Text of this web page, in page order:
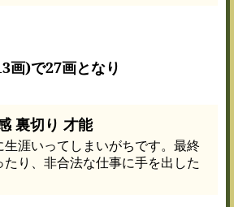
画)で27画となり
裏切り 才能
涯いってしまいがちです。最終
り、非合法な仕事に手を出した